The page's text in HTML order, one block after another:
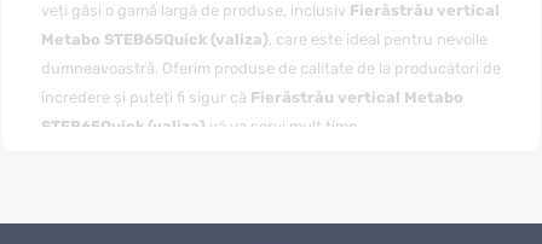
veți găsi o gamă largă de produse, inclusiv Fierăstrău vertical
Metabo STEB65Quick (valiza), care este ideal pentru nevoile
dumneavoastră. Oferim produse de calitate de la producători de
încredere și puteți fi sigur că Fierăstrău vertical Metabo
STEB65Quick (valiza) vă va servi mult timp.
Chișinău și alte regiuni. Magazinul nostru online garantează o